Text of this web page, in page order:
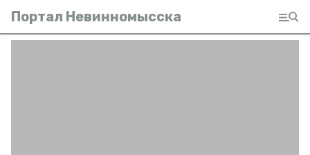
Портал Невинномысска